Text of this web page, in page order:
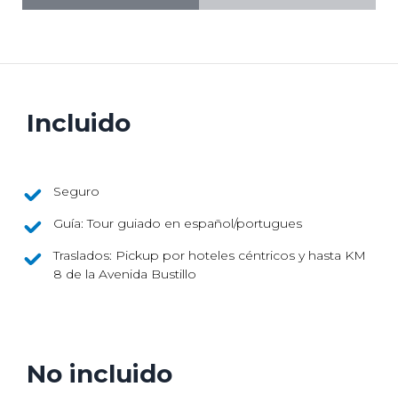
Incluido
Seguro
Guía: Tour guiado en español/portugues
Traslados: Pickup por hoteles céntricos y hasta KM
8 de la Avenida Bustillo
No incluido